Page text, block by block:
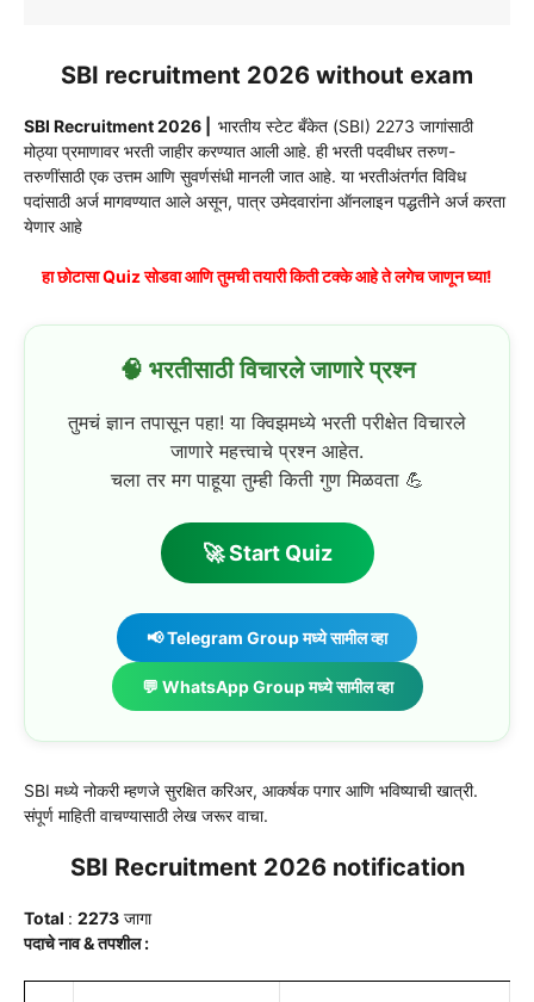
SBI recruitment 2026 without exam
SBI Recruitment 2026 | भारतीय स्टेट बँकेत (SBI) 2273 जागांसाठी
मोठ्या प्रमाणावर भरती जाहीर करण्यात आली आहे. ही भरती पदवीधर तरुण-
तरुणींसाठी एक उत्तम आणि सुवर्णसंधी मानली जात आहे. या भरतीअंतर्गत विविध
पदांसाठी अर्ज मागवण्यात आले असून, पात्र उमेदवारांना ऑनलाइन पद्धतीने अर्ज करता
येणार आहे
हा छोटासा Quiz सोडवा आणि तुमची तयारी किती टक्के आहे ते लगेच जाणून घ्या!
🧠 भरतीसाठी विचारले जाणारे प्रश्न
तुमचं ज्ञान तपासून पहा! या क्विझमध्ये भरती परीक्षेत विचारले
जाणारे महत्त्वाचे प्रश्न आहेत.
चला तर मग पाहूया तुम्ही किती गुण मिळवता 💪
🚀 Start Quiz
📢 Telegram Group मध्ये सामील व्हा
💬 WhatsApp Group मध्ये सामील व्हा
SBI मध्ये नोकरी म्हणजे सुरक्षित करिअर, आकर्षक पगार आणि भविष्याची खात्री.
संपूर्ण माहिती वाचण्यासाठी लेख जरूर वाचा.
SBI Recruitment 2026 notification
Total : 2273 जागा
पदाचे नाव & तपशील :